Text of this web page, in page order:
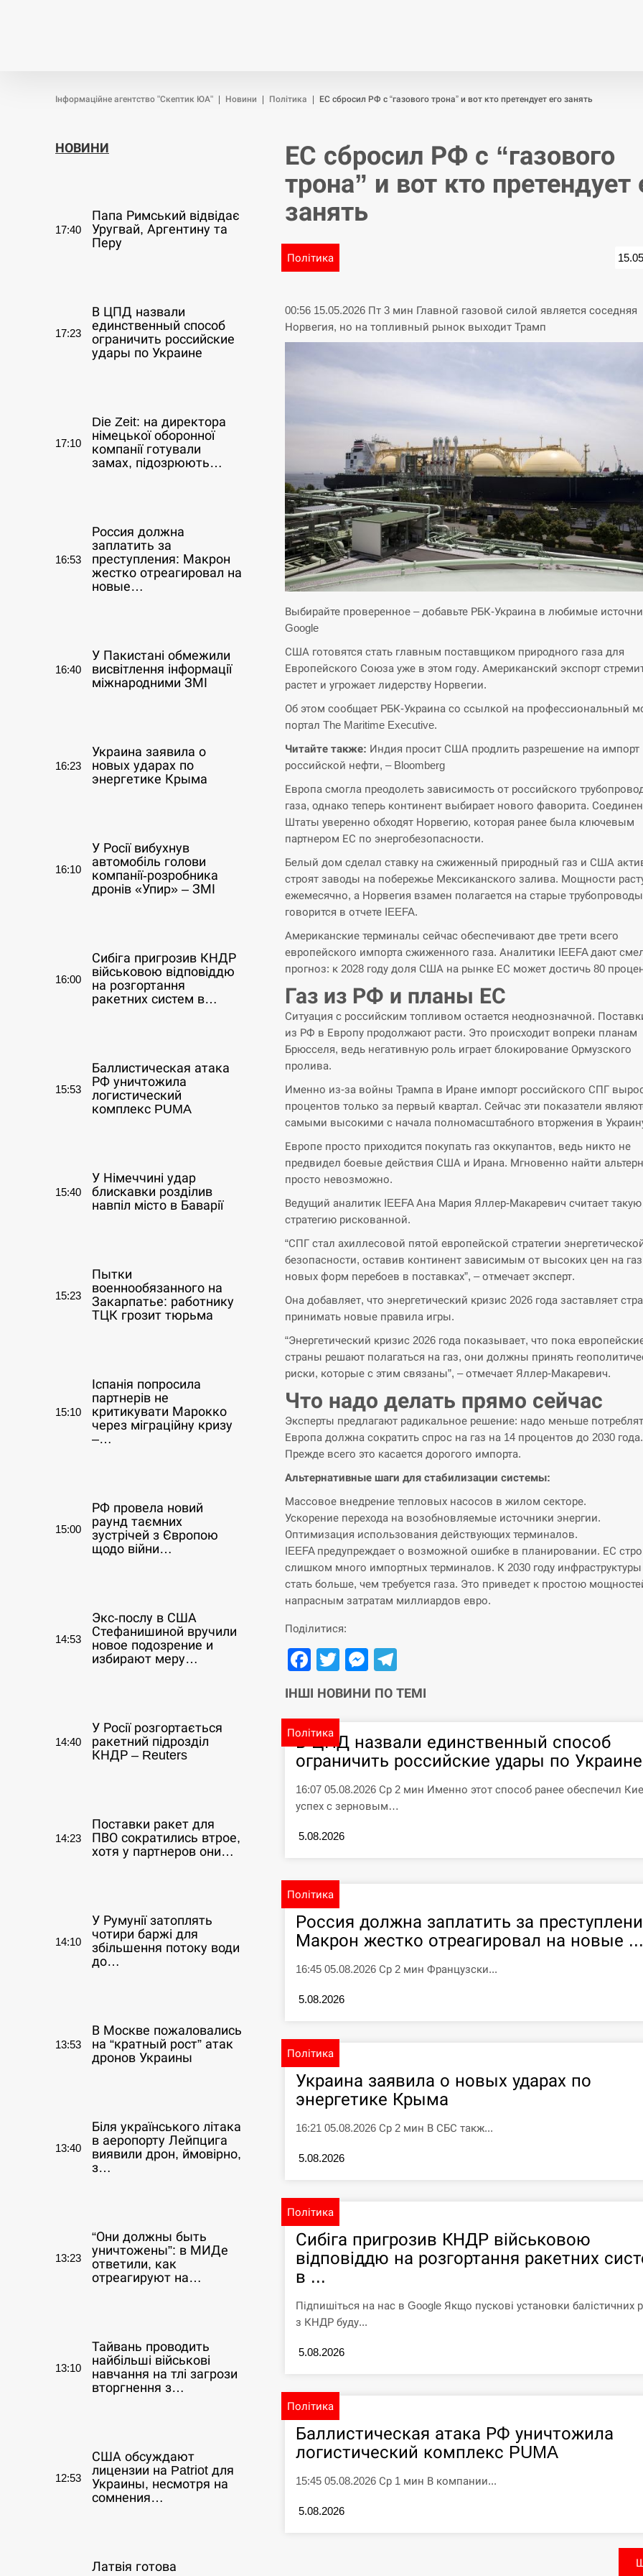
Інформаційне агентство "Скептик ЮА" Новини Політика ЕС сбросил РФ с “газового трона” и вот кто претендует его занять
НОВИНИ
17:40
Папа Римський відвідає
Уругвай, Аргентину та
Перу
17:23
В ЦПД назвали
единственный способ
ограничить российские
удары по Украине
17:10
Die Zeit: на директора
німецької оборонної
компанії готували
замах, підозрюють…
16:53
Россия должна
заплатить за
преступления: Макрон
жестко отреагировал на
новые…
16:40
У Пакистані обмежили
висвітлення інформації
міжнародними ЗМІ
16:23
Украина заявила о
новых ударах по
энергетике Крыма
16:10
У Росії вибухнув
автомобіль голови
компанії-розробника
дронів «Упир» – ЗМІ
16:00
Сибіга пригрозив КНДР
військовою відповіддю
на розгортання
ракетних систем в…
15:53
Баллистическая атака
РФ уничтожила
логистический
комплекс PUMA
15:40
У Німеччині удар
блискавки розділив
навпіл місто в Баварії
15:23
Пытки
военнообязанного на
Закарпатье: работнику
ТЦК грозит тюрьма
15:10
Іспанія попросила
партнерів не
критикувати Марокко
через міграційну кризу
–…
15:00
РФ провела новий
раунд таємних
зустрічей з Європою
щодо війни…
14:53
Экс-послу в США
Стефанишиной вручили
новое подозрение и
избирают меру…
14:40
У Росії розгортається
ракетний підрозділ
КНДР – Reuters
14:23
Поставки ракет для
ПВО сократились втрое,
хотя у партнеров они…
14:10
У Румунії затоплять
чотири баржі для
збільшення потоку води
до…
13:53
В Москве пожаловались
на “кратный рост” атак
дронов Украины
13:40
Біля українського літака
в аеропорту Лейпцига
виявили дрон, ймовірно,
з…
13:23
“Они должны быть
уничтожены”: в МИДе
ответили, как
отреагируют на…
13:10
Тайвань проводить
найбільші військові
навчання на тлі загрози
вторгнення з…
12:53
США обсуждают
лицензии на Patriot для
Украины, несмотря на
сомнения…
Латвія готова
ЕС сбросил РФ с “газового
трона” и вот кто претендует
занять
Політика
00:56 15.05.2026 Пт 3 мин Главной газовой силой является соседняя
Норвегия, но на топливный рынок выходит Трамп
Выбирайте проверенное – добавьте РБК-Украина в любимые
Google
США готовятся стать главным поставщиком природного газа для
Европейского Союза уже в этом году. Американский экспорт
растет и угрожает лидерству Норвегии.
Об этом сообщает РБК-Украина со ссылкой на профессиональный
портал The Maritime Executive.
Читайте также: Индия просит США продлить разрешение на импорт
российской нефти, – Bloomberg
Европа смогла преодолеть зависимость от российского
газа, однако теперь континент выбирает нового фаворита.
Штаты уверенно обходят Норвегию, которая ранее была ключевым
партнером ЕС по энергобезопасности.
Белый дом сделал ставку на сжиженный природный газ и США
строят заводы на побережье Мексиканского залива. Мощности
ежемесячно, а Норвегия взамен полагается на старые
говорится в отчете IEEFA.
Американские терминалы сейчас обеспечивают две трети всего
европейского импорта сжиженного газа. Аналитики IEEFA дают
прогноз: к 2028 году доля США на рынке ЕС может достичь 80
Газ из РФ и планы ЕС
Ситуация с российским топливом остается неоднозначной.
из РФ в Европу продолжают расти. Это происходит вопреки планам
Брюсселя, ведь негативную роль играет блокирование Ормузского
пролива.
Именно из-за войны Трампа в Иране импорт российского СПГ
процентов только за первый квартал. Сейчас эти показатели
самыми высокими с начала полномасштабного вторжения в
Европе просто приходится покупать газ оккупантов, ведь никто не
предвидел боевые действия США и Ирана. Мгновенно найти
просто невозможно.
Ведущий аналитик IEEFA Ана Мария Яллер-Макаревич считает такую
стратегию рискованной.
“СПГ стал ахиллесовой пятой европейской стратегии
безопасности, оставив континент зависимым от высоких цен на
новых форм перебоев в поставках”, – отмечает эксперт.
Она добавляет, что энергетический кризис 2026 года заставляет
принимать новые правила игры.
“Энергетический кризис 2026 года показывает, что пока
страны решают полагаться на газ, они должны принять
риски, которые с этим связаны”, – отмечает Яллер-Макаревич.
Что надо делать прямо сейчас
Эксперты предлагают радикальное решение: надо меньше
Европа должна сократить спрос на газ на 14 процентов до 2030 года.
Прежде всего это касается дорогого импорта.
Альтернативные шаги для стабилизации системы:
Массовое внедрение тепловых насосов в жилом секторе.
Ускорение перехода на возобновляемые источники энергии.
Оптимизация использования действующих терминалов.
IEEFA предупреждает о возможной ошибке в планировании. ЕС
слишком много импортных терминалов. К 2030 году
стать больше, чем требуется газа. Это приведет к простою
напрасным затратам миллиардов евро.
Поділитися:
Facebook
TwitterMessenger
ІНШІ НОВИНИ ПО ТЕМІ
Політика
В ЦПД назвали единственный способ
ограничить российские удары по Украине
16:07 05.08.2026 Ср 2 мин Именно этот способ ранее обеспечил
успех с зерновым…
5.08.2026
Політика
Россия должна заплатить за
Макрон жестко отреагировал на новые ...
16:45 05.08.2026 Ср 2 мин Французски...
5.08.2026
Політика
Украина заявила о новых ударах по
энергетике Крыма
16:21 05.08.2026 Ср 2 мин В СБС такж...
5.08.2026
Політика
Сибіга пригрозив КНДР військовою
відповіддю на розгортання ракетних
в ...
Підпишіться на нас в Google Якщо пускові установки балістичних
з КНДР буду...
5.08.2026
Політика
Баллистическая атака РФ уничтожила
логистический комплекс PUMA
15:45 05.08.2026 Ср 1 мин В компании...
5.08.2026